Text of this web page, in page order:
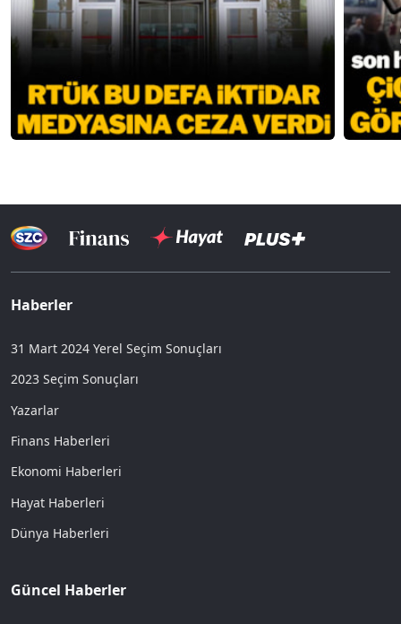
Haberler
31 Mart 2024 Yerel Seçim Sonuçları
2023 Seçim Sonuçları
Yazarlar
Finans Haberleri
Ekonomi Haberleri
Hayat Haberleri
Dünya Haberleri
Güncel Haberler